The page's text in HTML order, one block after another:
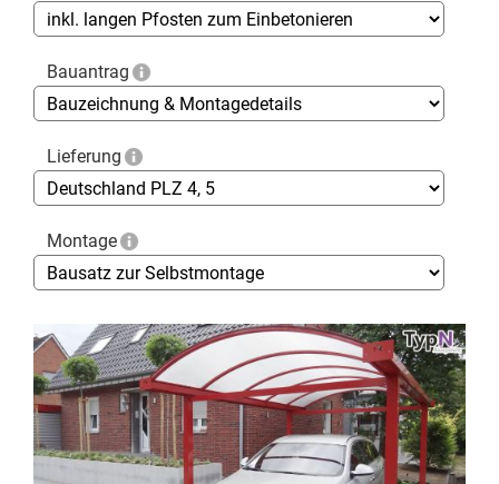
Bauantrag
Lieferung
Montage
Skip
the
end
of